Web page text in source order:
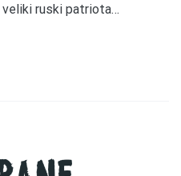
veliki ruski patriota…